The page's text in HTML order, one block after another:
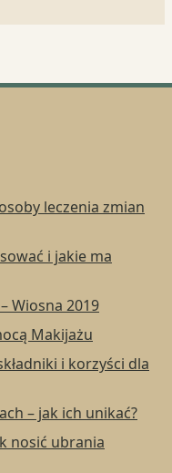
leczenia zmian
i jakie ma
Wiosna 2019
Makijażu
i korzyści dla
– jak ich unikać?
nosić ubrania